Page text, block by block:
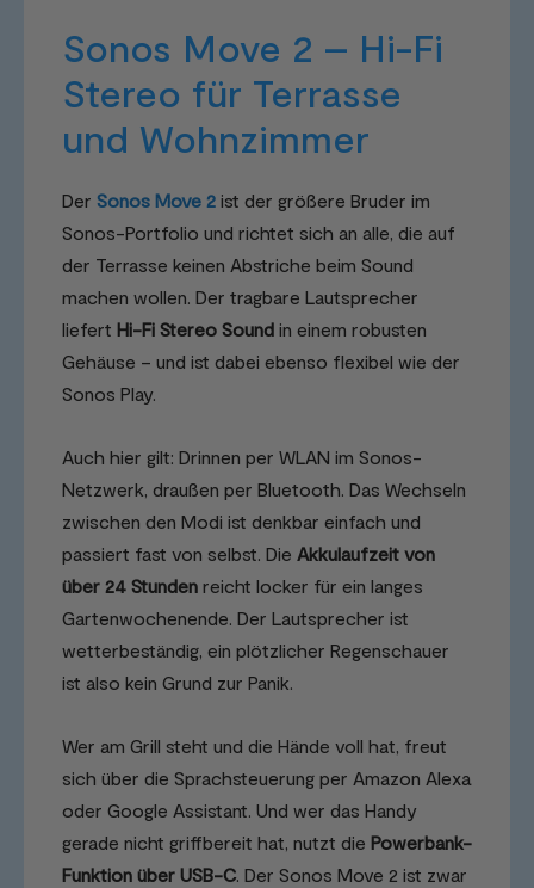
Sonos Move 2 – Hi-Fi
Stereo für Terrasse
und Wohnzimmer
Der Sonos Move 2 ist der größere Bruder im
Sonos-Portfolio und richtet sich an alle, die auf
der Terrasse keinen Abstriche beim Sound
machen wollen. Der tragbare Lautsprecher
liefert Hi-Fi Stereo Sound in einem robusten
Gehäuse – und ist dabei ebenso flexibel wie der
Sonos Play.
Auch hier gilt: Drinnen per WLAN im Sonos-
Netzwerk, draußen per Bluetooth. Das Wechseln
zwischen den Modi ist denkbar einfach und
passiert fast von selbst. Die Akkulaufzeit von
über 24 Stunden reicht locker für ein langes
Gartenwochenende. Der Lautsprecher ist
wetterbeständig, ein plötzlicher Regenschauer
ist also kein Grund zur Panik.
Wer am Grill steht und die Hände voll hat, freut
sich über die Sprachsteuerung per Amazon Alexa
oder Google Assistant. Und wer das Handy
gerade nicht griffbereit hat, nutzt die Powerbank-
Funktion über USB-C. Der Sonos Move 2 ist zwar